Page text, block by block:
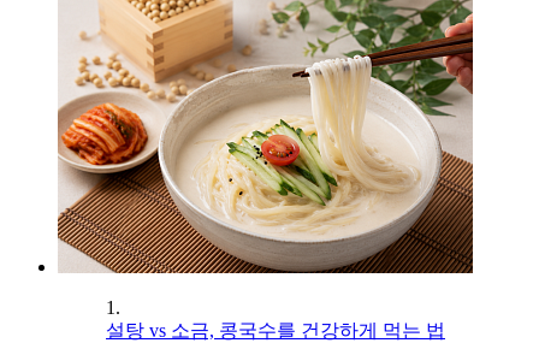
1.
설탕 vs 소금, 콩국수를 건강하게 먹는 법